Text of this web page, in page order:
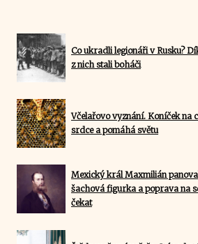
Co ukradli legionáři v Rusku?
z nich stali boháči
Včelařovo vyznání. Koníček na
srdce a pomáhá světu
Mexický král Maxmilián
šachová figurka a poprava na
čekat